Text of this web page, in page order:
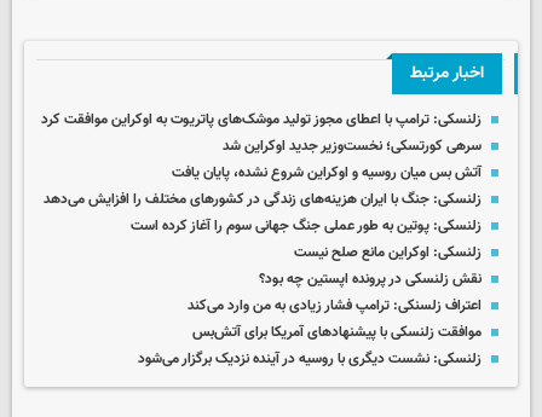
اخبار مرتبط
زلنسکی: ترامپ با اعطای مجوز تولید موشک‌های پاتریوت به اوکراین موافقت کرد
سرهی کورتسکی؛ نخست‌وزیر جدید اوکراین شد
آتش بس میان روسیه و اوکراین شروع نشده، پایان یافت
زلنسکی: جنگ با ایران هزینه‌های زندگی در کشورهای مختلف را افزایش می‌دهد
زلنسکی: پوتین به طور عملی جنگ جهانی سوم را آغاز کرده است
زلنسکی: اوکراین مانع صلح نیست
نقش زلنسکی در پرونده اپستین چه بود؟
اعتراف زلسنکی: ترامپ فشار زیادی به من وارد می‌کند
موافقت زلنسکی با پیشنهادهای آمریکا برای آتش‌بس
زلنسکی: نشست دیگری با روسیه در آینده نزدیک برگزار می‌شود